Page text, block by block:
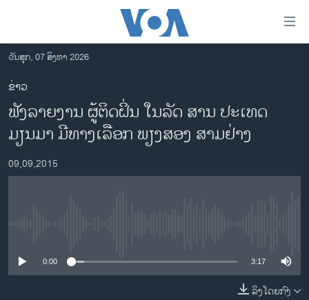
ເຂົ້າ
ຫາ
ຂ້າມ
ຂ້າມ
ຂ້າມ
ໄປ
ຫາ
ຊອກ
ອາເມຣິກາ
ການເລືອກຕັ້ງ ປະທານາທີບໍດີ ສະຫະລັດ 2024
ຂ່າວ​ຈີນ
ຊີວິດຊາວລາວ
ວັນສຸກ, 07 ສິງຫາ 2026
ຂ່າວ
ຟັງລາຍງານ ຜູ້ຕິດຝິ່ນ ໃນລັດ ສານ ປະເທດ
ມຽນມາ ມີທາງເລືອກ ພຽງສອງ ສາມຢ່າງ
09,09,2015
0:00 3:17
ລິງໂດຍກົງ